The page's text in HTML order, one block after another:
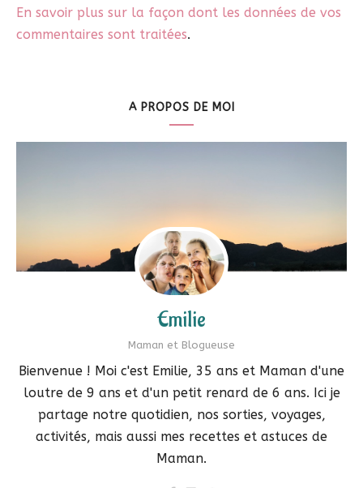
En savoir plus sur la façon dont les données de vos
commentaires sont traitées.
A PROPOS DE MOI
Emilie
Maman et Blogueuse
Bienvenue ! Moi c'est Emilie, 35 ans et Maman d'une
loutre de 9 ans et d'un petit renard de 6 ans. Ici je
partage notre quotidien, nos sorties, voyages,
activités, mais aussi mes recettes et astuces de
Maman.